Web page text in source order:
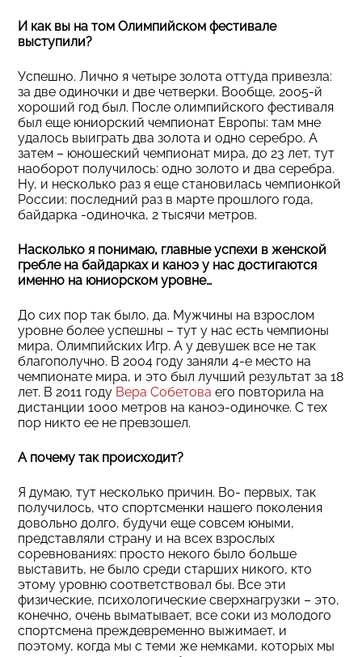
И как вы на том Олимпийском фестивале
выступили?
Успешно. Лично я четыре золота оттуда привезла:
за две одиночки и две четверки. Вообще, 2005-й
хороший год был. После олимпийского фестиваля
был еще юниорский чемпионат Европы: там мне
удалось выиграть два золота и одно серебро. А
затем – юношеский чемпионат мира, до 23 лет, тут
наоборот получилось: одно золото и два серебра.
Ну, и несколько раз я еще становилась чемпионкой
России: последний раз в марте прошлого года,
байдарка -одиночка, 2 тысячи метров.
Насколько я понимаю, главные успехи в женской
гребле на байдарках и каноэ у нас достигаются
именно на юниорском уровне…
До сих пор так было, да. Мужчины на взрослом
уровне более успешны – тут у нас есть чемпионы
мира, Олимпийских Игр. А у девушек все не так
благополучно. В 2004 году заняли 4-е место на
чемпионате мира, и это был лучший результат за 18
лет. В 2011 году Вера Собетова его повторила на
дистанции 1000 метров на каноэ-одиночке. С тех
пор никто ее не превзошел.
А почему так происходит?
Я думаю, тут несколько причин. Во- первых, так
получилось, что спортсменки нашего поколения
довольно долго, будучи еще совсем юными,
представляли страну и на всех взрослых
соревнованиях: просто некого было больше
выставить, не было среди старших никого, кто
этому уровню соответствовал бы. Все эти
физические, психологические сверхнагрузки – это,
конечно, очень выматывает, все соки из молодого
спортсмена преждевременно выжимает, и
поэтому, когда мы с теми же немками, которых мы